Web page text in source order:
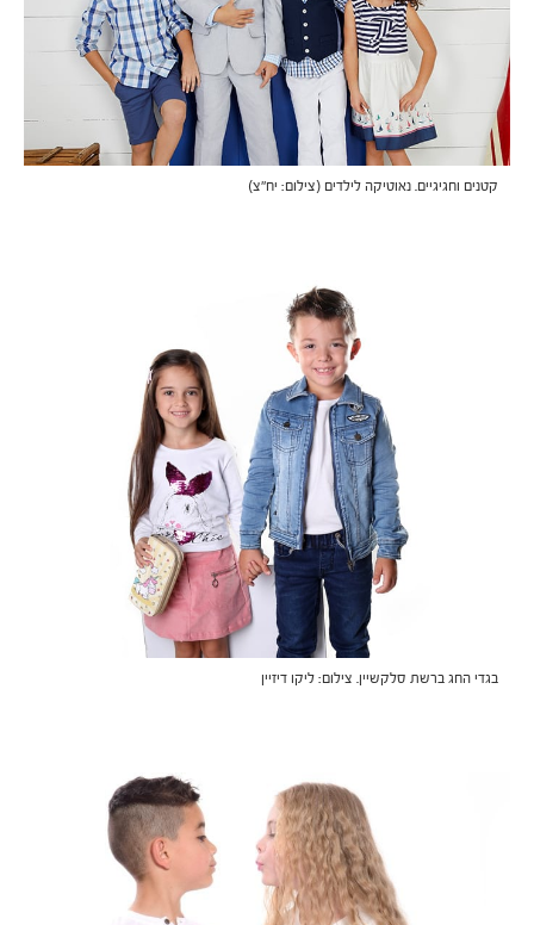
קטנים וחגיגיים. נאוטיקה לילדים (צילום: יח"צ)
בגדי החג ברשת סלקשיין. צילום: ליקו דיזיין